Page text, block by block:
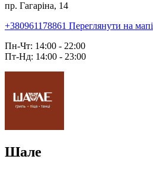
пр. Гагаріна, 14
+380961178861 Переглянути на мапі
Пн-Чт: 14:00 - 22:00
Пт-Нд: 14:00 - 23:00
Шале